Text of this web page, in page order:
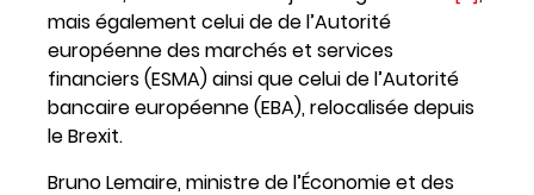
mais également celui de de l’Autorité
européenne des marchés et services
financiers (ESMA) ainsi que celui de l’Autorité
bancaire européenne (EBA), relocalisée depuis
le Brexit.
Bruno Lemaire, ministre de l’Économie et des